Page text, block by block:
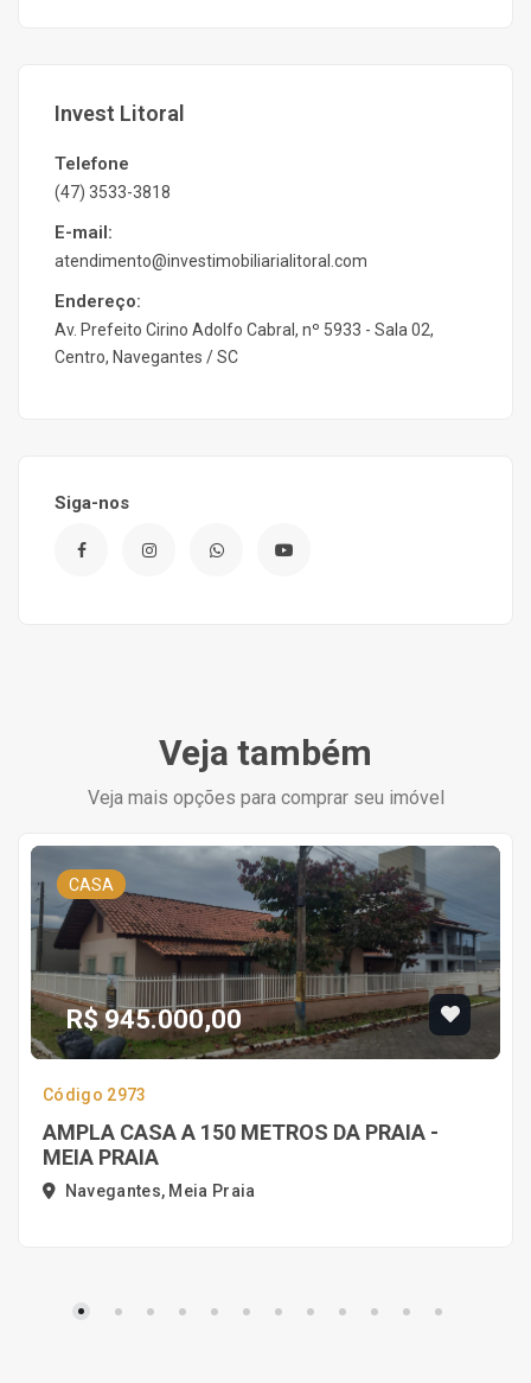
Invest Litoral
Telefone
(47) 3533-3818
E-mail:
atendimento@investimobiliarialitoral.com
Endereço:
Av. Prefeito Cirino Adolfo Cabral, nº 5933 - Sala 02,
Centro, Navegantes / SC
Siga-nos
Veja também
Veja mais opções para comprar seu imóvel
CASA
R$ 945.000,00
Código 2973
AMPLA CASA A 150 METROS DA PRAIA -
MEIA PRAIA
Navegantes, Meia Praia